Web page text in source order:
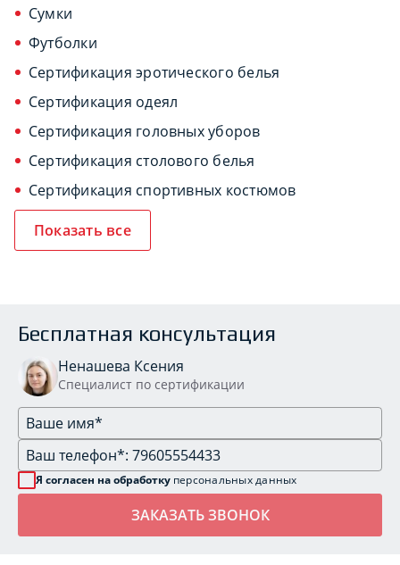
Сумки
Футболки
Сертификация эротического белья
Сертификация одеял
Сертификация головных уборов
Сертификация столового белья
Сертификация спортивных костюмов
Показать все
Бесплатная консультация
Ненашева Ксения
Специалист по сертификации
Я согласен на обработку персональных данных